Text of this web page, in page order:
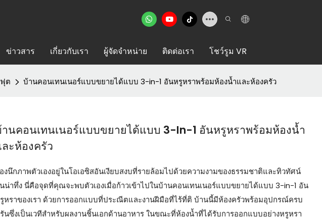
ข่าวสาร เกี่ยวกับเรา ผู้จัดจำหน่าย ติดต่อเรา โชว์รูม VR
ต บ้านคอนเทนเนอร์แบบขยายได้แบบ 3-in-1 อันหรูหราพร้อมห้องน้ำและห้องครัว
นคอนเทนเนอร์แบบขยายได้แบบ 3-In-1 อันหรูหราพร้อมห้องน้ำ
ะห้องครัว
งนึกภาพตัวเองอยู่ในโอเอซิสอันเงียบสงบที่รายล้อมไปด้วยความงามของธรรมชาติและทิวทัศน์
น่าทึ่ง นี่คือจุดที่คุณจะพบตัวเองเมื่อก้าวเข้าไปในบ้านคอนเทนเนอร์แบบขยายได้แบบ 3-in-1 อัน
หราของเรา ด้วยการออกแบบที่ประณีตและงานฝีมือที่ไร้ที่ติ บ้านนี้มีห้องครัวพร้อมอุปกรณ์ครบ
นซึ่งเป็นเวทีสำหรับผลงานชิ้นเอกด้านอาหาร ในขณะที่ห้องน้ำที่ได้รับการออกแบบอย่างหรูหรา